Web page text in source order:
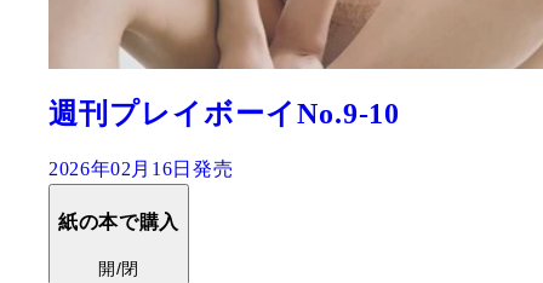
週刊プレイボーイNo.9-10
2026年02月16日発売
紙の本で購入
開/閉